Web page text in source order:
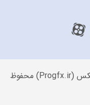
تمامی حقوق برای سایت پرو جی اف ایکس (Progfx.ir) محفوظ